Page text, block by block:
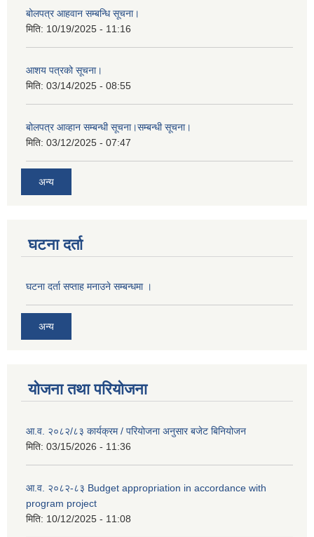
बोलपत्र आहवान सम्बन्धि सूचना।
मिति: 10/19/2025 - 11:16
आशय पत्रको सूचना।
मिति: 03/14/2025 - 08:55
बोलपत्र आव्हान सम्बन्धी सूचना।सम्बन्धी सूचना।
मिति: 03/12/2025 - 07:47
अन्य
घटना दर्ता
घटना दर्ता सप्ताह मनाउने सम्बन्धमा ।
अन्य
योजना तथा परियोजना
आ.व. २०८२/८३ कार्यक्रम / परियोजना अनुसार बजेट बिनियोजन
मिति: 03/15/2026 - 11:36
आ.व. २०८२-८३ Budget appropriation in accordance with
program project
मिति: 10/12/2025 - 11:08